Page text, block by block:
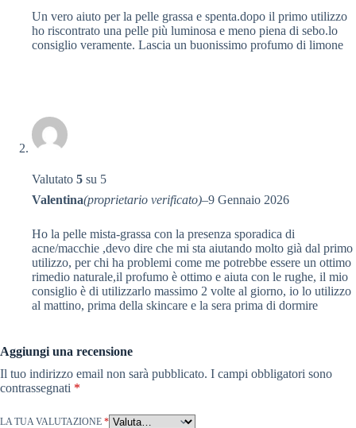
Un vero aiuto per la pelle grassa e spenta.dopo il primo utilizzo
ho riscontrato una pelle più luminosa e meno piena di sebo.lo
consiglio veramente. Lascia un buonissimo profumo di limone
Valutato 5 su 5
Valentina(proprietario verificato)–9 Gennaio 2026
Ho la pelle mista-grassa con la presenza sporadica di
acne/macchie ,devo dire che mi sta aiutando molto già dal primo
utilizzo, per chi ha problemi come me potrebbe essere un ottimo
rimedio naturale,il profumo è ottimo e aiuta con le rughe, il mio
consiglio è di utilizzarlo massimo 2 volte al giorno, io lo utilizzo
al mattino, prima della skincare e la sera prima di dormire
Aggiungi una recensione
Il tuo indirizzo email non sarà pubblicato. I campi obbligatori sono
contrassegnati *
LA TUA VALUTAZIONE *